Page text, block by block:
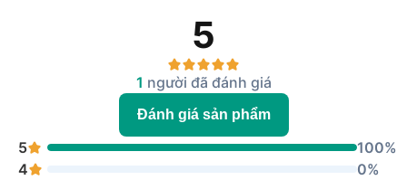
5
1 người đã đánh giá
Đánh giá sản phẩm
5
100%
4
0%